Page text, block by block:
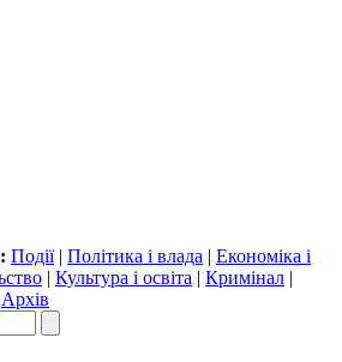
Події| Політика і влада | Економіка і
| Культура і освіта | Кримінал |
Архів